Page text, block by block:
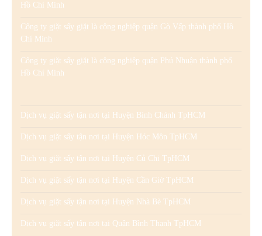
Hồ Chí Minh
Công ty giặt sấy giặt là công nghiệp quận Gò Vấp thành phố Hồ
Chí Minh
Công ty giặt sấy giặt là công nghiệp quận Phú Nhuận thành phố
Hồ Chí Minh
Dịch vụ giặt sấy tận nơi tại Huyện Bình Chánh TpHCM
Dịch vụ giặt sấy tận nơi tại Huyện Hóc Môn TpHCM
Dịch vụ giặt sấy tận nơi tại Huyện Củ Chi TpHCM
Dịch vụ giặt sấy tận nơi tại Huyện Cần Giờ TpHCM
Dịch vụ giặt sấy tận nơi tại Huyện Nhà Bè TpHCM
Dịch vụ giặt sấy tận nơi tại Quận Bình Thạnh TpHCM